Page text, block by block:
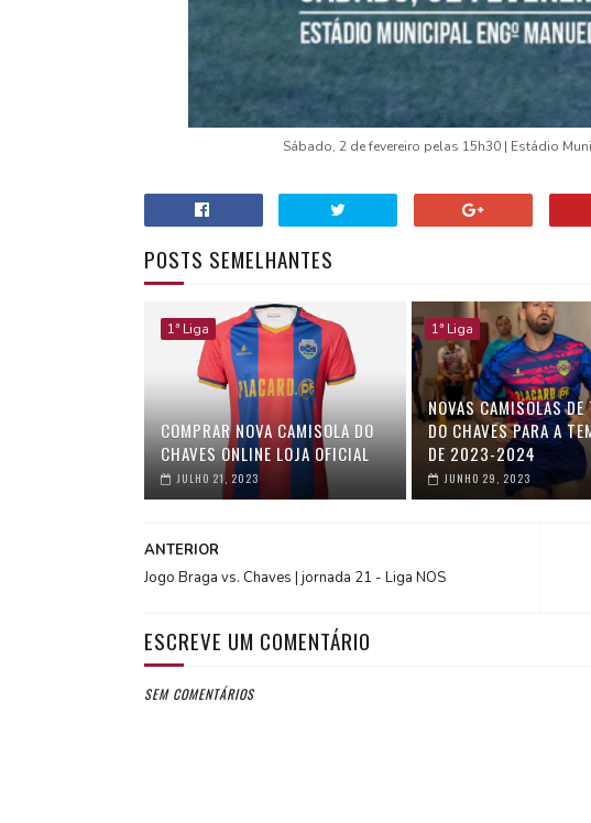
Sábado, 2 de fevereiro pelas 15h30 | Estádio
POSTS SEMELHANTES
1ª Liga
COMPRAR NOVA CAMISOLA DO
CHAVES ONLINE LOJA OFICIAL
JULHO 21, 2023
1ª Liga
NOVAS CAMISOLAS DE
DO CHAVES PARA A
DE 2023-2024
JUNHO 29, 2023
ANTERIOR
Jogo Braga vs. Chaves | jornada 21 - Liga NOS
ESCREVE UM COMENTÁRIO
SEM COMENTÁRIOS